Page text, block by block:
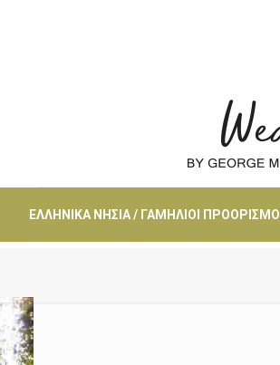
ΕΛΛΗΝΙΚΆ ΝΗΣΙΆ / ΓΑΜΉΛΙΟΙ ΠΡΟΟΡΙΣΜΟΊ